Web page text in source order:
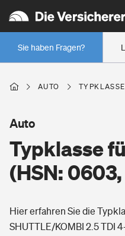
Sie haben Fragen?
Wer versichert was: Jetzt
Regionalklassen: So ist Ihre
Wer versichert was: Jetzt
Grundfähigkeitsversicherung
Wohnen
Freizeit
AUTO
Typklasse
(HSN:
Auto
Hier erfahren Sie die
SHUTTLE/KOMBI 2.5 TDI